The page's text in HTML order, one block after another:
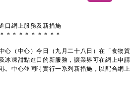
口網上服務及新措施
＊ ＊ ＊ ＊ ＊ ＊ ＊ ＊ ＊ ＊
（中心）今日（九月二十八日）在「食物貿
冰凍甜點進口的新服務，讓業界可在網上申請
。中心並同時實行一系列新措施，以配合網上